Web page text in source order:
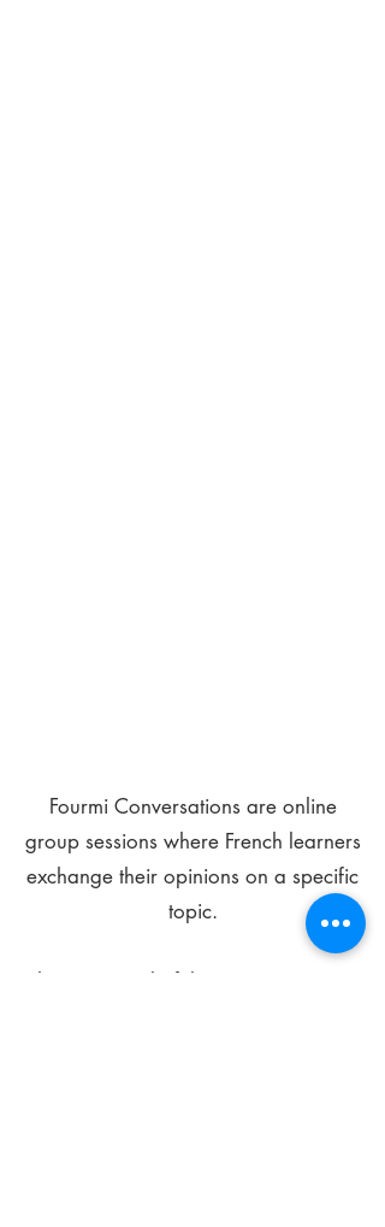
Fourmi Conversations are online
group sessions where French learners
exchange their opinions on a specific
topic.
The main goal of these meetings is to